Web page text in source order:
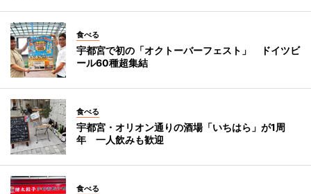
食べる
宇都宮で初の「オクトーバーフェスト」 ドイツビ
ール60種超集結
食べる
宇都宮・オリオン通りの酒場「いちはら」が1周
年 一人飲みも歓迎
食べる